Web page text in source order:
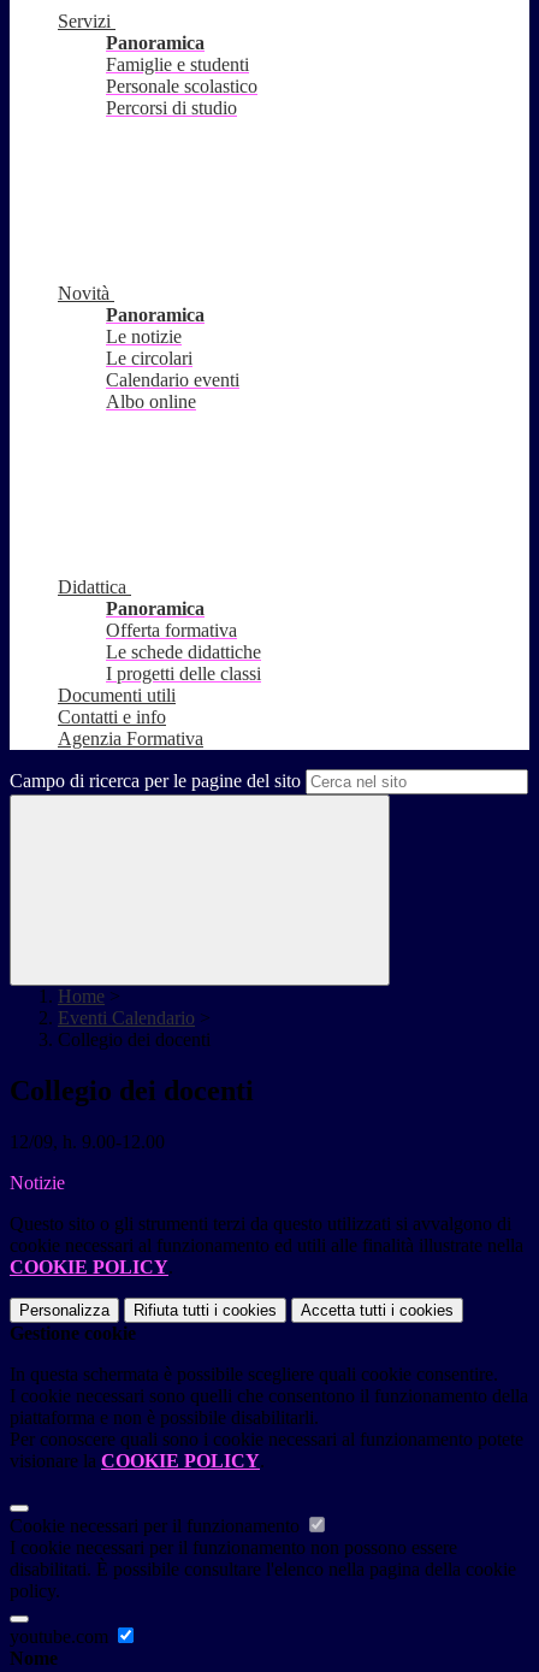
Servizi
Panoramica
Famiglie e studenti
Personale scolastico
Percorsi di studio
Novità
Panoramica
Le notizie
Le circolari
Calendario eventi
Albo online
Didattica
Panoramica
Offerta formativa
Le schede didattiche
I progetti delle classi
Documenti utili
Contatti e info
Agenzia Formativa
Campo di ricerca per le pagine del sito
Home >
Eventi Calendario >
Collegio dei docenti
Collegio dei docenti
12/09, h. 9.00-12.00
Notizie
Questo sito o gli strumenti terzi da questo utilizzati si avvalgono di
cookie necessari al funzionamento ed utili alle finalità illustrate nella
COOKIE POLICY.
Personalizza Rifiuta tutti i cookies Accetta tutti i cookies
Gestione cookie
In questa schermata è possibile scegliere quali cookie consentire.
I cookie necessari sono quelli che consentono il funzionamento della
piattaforma e non è possibile disabilitarli.
Per conoscere quali sono i cookie necessari al funzionamento potete
visionare la COOKIE POLICY.
Cookie necessari per il funzionamento
I cookie necessari per il funzionamento non possono essere
disabilitati. È possibile consultare l'elenco nella pagina della cookie
policy.
youtube.com
Nome